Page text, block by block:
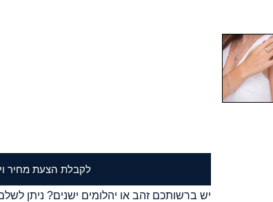
לקבלת הצעת מחיר
יש ברשותכם זהב או יהלומים ישנים? ניתן